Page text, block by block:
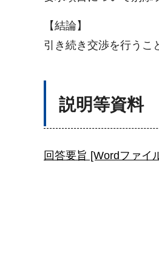
【結論】
引き続き交渉を行うこ
説明等資料
回答要旨 [Wordファイ